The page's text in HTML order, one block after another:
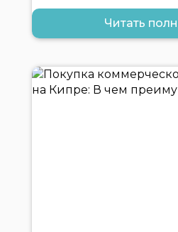
Читать